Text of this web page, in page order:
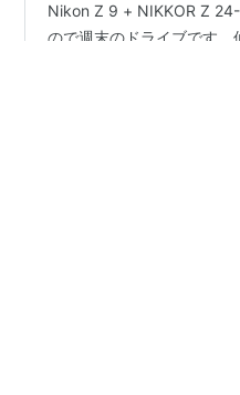
Nikon Z 9 + NIKKOR Z
ので週末のドライブです。